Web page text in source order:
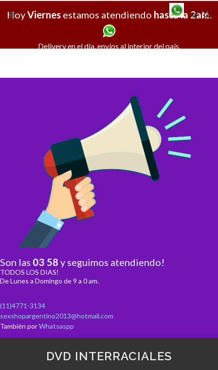
X
HoyViernesestamos atendiendo hasta la 2am.
Delivery en el día, envíos al interior del país.
Son las 03 58 y seguimos atendiendo!
TODOS LOS DIAS!
De Lunes a Domingo de 9 a 0 am.
(11)4771-3134
sexshopargentino2013@hotmail.com
También porWhatsaspp
DVD INTERRACIALES